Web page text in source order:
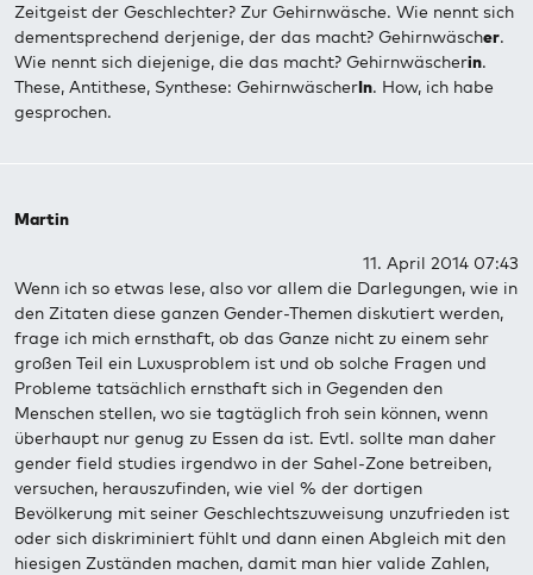
Zeitgeist der Geschlechter? Zur Gehirnwäsche. Wie nennt sich
dementsprechend derjenige, der das macht? Gehirnwäscher.
Wie nennt sich diejenige, die das macht? Gehirnwäscherin.
These, Antithese, Synthese: GehirnwäscherIn. How, ich habe
gesprochen.
Martin
11. April 2014 07:43
Wenn ich so etwas lese, also vor allem die Darlegungen, wie in
den Zitaten diese ganzen Gender-Themen diskutiert werden,
frage ich mich ernsthaft, ob das Ganze nicht zu einem sehr
großen Teil ein Luxusproblem ist und ob solche Fragen und
Probleme tatsächlich ernsthaft sich in Gegenden den
Menschen stellen, wo sie tagtäglich froh sein können, wenn
überhaupt nur genug zu Essen da ist. Evtl. sollte man daher
gender field studies irgendwo in der Sahel-Zone betreiben,
versuchen, herauszufinden, wie viel % der dortigen
Bevölkerung mit seiner Geschlechtszuweisung unzufrieden ist
oder sich diskriminiert fühlt und dann einen Abgleich mit den
hiesigen Zuständen machen, damit man hier valide Zahlen,